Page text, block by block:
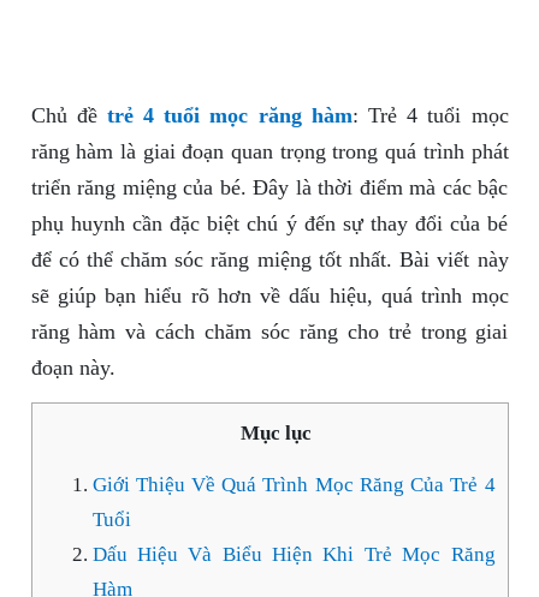
Chủ đề trẻ 4 tuổi mọc răng hàm: Trẻ 4 tuổi mọc
răng hàm là giai đoạn quan trọng trong quá trình phát
triển răng miệng của bé. Đây là thời điểm mà các bậc
phụ huynh cần đặc biệt chú ý đến sự thay đổi của bé
để có thể chăm sóc răng miệng tốt nhất. Bài viết này
sẽ giúp bạn hiểu rõ hơn về dấu hiệu, quá trình mọc
răng hàm và cách chăm sóc răng cho trẻ trong giai
đoạn này.
Mục lục
Giới Thiệu Về Quá Trình Mọc Răng Của Trẻ 4
Tuổi
Dấu Hiệu Và Biểu Hiện Khi Trẻ Mọc Răng
Hàm